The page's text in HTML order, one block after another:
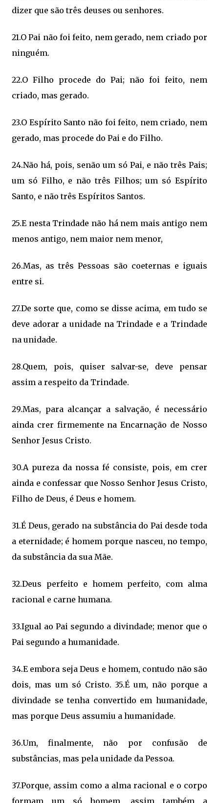
dizer que são três deuses ou senhores.
21.O Pai não foi feito, nem gerado, nem criado por
ninguém.
22.O Filho procede do Pai; não foi feito, nem
criado, mas gerado.
23.O Espírito Santo não foi feito, nem criado, nem
gerado, mas procede do Pai e do Filho.
24.Não há, pois, senão um só Pai, e não três Pais;
um só Filho, e não três Filhos; um só Espírito
Santo, e não três Espíritos Santos.
25.E nesta Trindade não há nem mais antigo nem
menos antigo, nem maior nem menor,
26.Mas, as três Pessoas são coeternas e iguais
entre si.
27.De sorte que, como se disse acima, em tudo se
deve adorar a unidade na Trindade e a Trindade
na unidade.
28.Quem, pois, quiser salvar-se, deve pensar
assim a respeito da Trindade.
29.Mas, para alcançar a salvação, é necessário
ainda crer firmemente na Encarnação de Nosso
Senhor Jesus Cristo.
30.A pureza da nossa fé consiste, pois, em crer
ainda e confessar que Nosso Senhor Jesus Cristo,
Filho de Deus, é Deus e homem.
31.É Deus, gerado na substância do Pai desde toda
a eternidade; é homem porque nasceu, no tempo,
da substância da sua Mãe.
32.Deus perfeito e homem perfeito, com alma
racional e carne humana.
33.Igual ao Pai segundo a divindade; menor que o
Pai segundo a humanidade.
34.E embora seja Deus e homem, contudo não são
dois, mas um só Cristo. 35.É um, não porque a
divindade se tenha convertido em humanidade,
mas porque Deus assumiu a humanidade.
36.Um, finalmente, não por confusão de
substâncias, mas pela unidade da Pessoa.
37.Porque, assim como a alma racional e o corpo
formam um só homem, assim também a